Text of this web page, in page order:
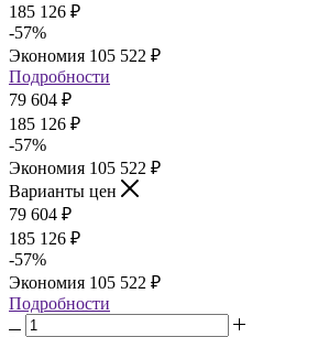
185 126 ₽
-57%
Экономия 105 522 ₽
Подробности
79 604 ₽
185 126 ₽
-57%
Экономия 105 522 ₽
Варианты цен
79 604 ₽
185 126 ₽
-57%
Экономия 105 522 ₽
Подробности